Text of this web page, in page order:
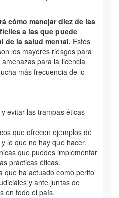
cómo manejar diez de las
a las que puede
de la salud mental. Estos
los mayores riesgos para
para la licencia
más frecuencia de lo
evitar las trampas éticas
que ofrecen ejemplos de
lo que no hay que hacer.
que puedes implementar
prácticas éticas.
que ha actuado como perito
y ante juntas de
en todo el país.